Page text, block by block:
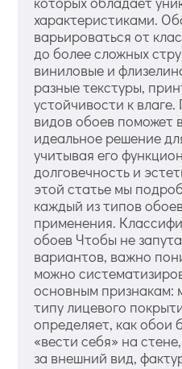
характеристиками.
варьироваться от
до более сложных
виниловые и
разные текстуры,
устойчивости к
видов обоев поможет
идеальное решение
учитывая его
долговечность и
этой статье мы
каждый из типов
применения.
обоев Чтобы не
вариантов, важно
можно
основным признакам:
типу лицевого
определяет, как обои
«вести себя» на
за внешний вид,